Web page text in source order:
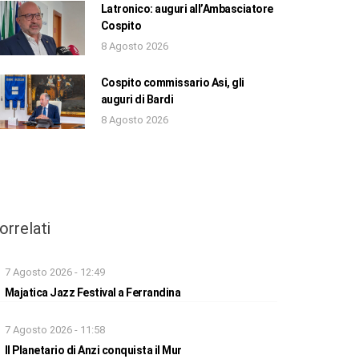
Latronico: auguri all’Ambasciatore
Cospito
8 Agosto 2026
Cospito commissario Asi, gli
auguri di Bardi
8 Agosto 2026
7 Agosto 2026 - 12:49
Majatica Jazz Festival a Ferrandina
7 Agosto 2026 - 11:58
Il Planetario di Anzi conquista il Mur